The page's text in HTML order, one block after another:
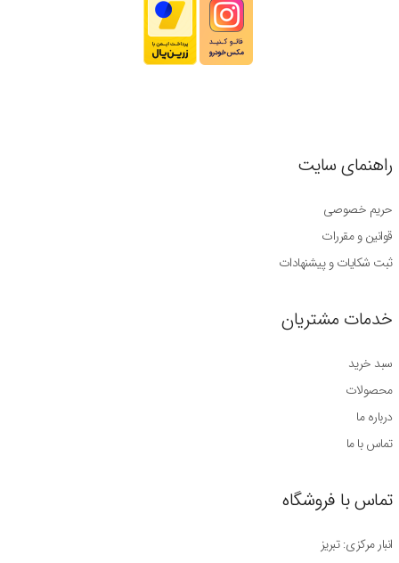
راهنمای سایت
حریم خصوصی
قوانین و مقررات
ثبت شکایات و پیشنهادات
خدمات مشتریان
سبد خرید
محصولات
درباره ما
تماس با ما
تماس با فروشگاه
انبار مرکزی: تبریز